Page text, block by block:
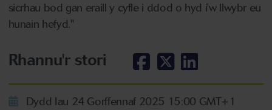
sicrhau bod gan eraill y cyfle i ddod o hyd i'w llwybr eu
hunain hefyd."
Rhannu'r stori
Dydd Iau 24 Gorffennaf 2025 15:00 GMT+1